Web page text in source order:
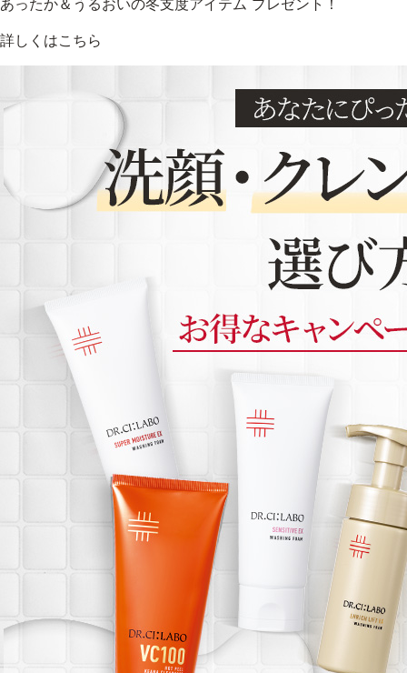
あったか＆うるおいの冬支度アイテム プレゼント！
詳しくはこちら